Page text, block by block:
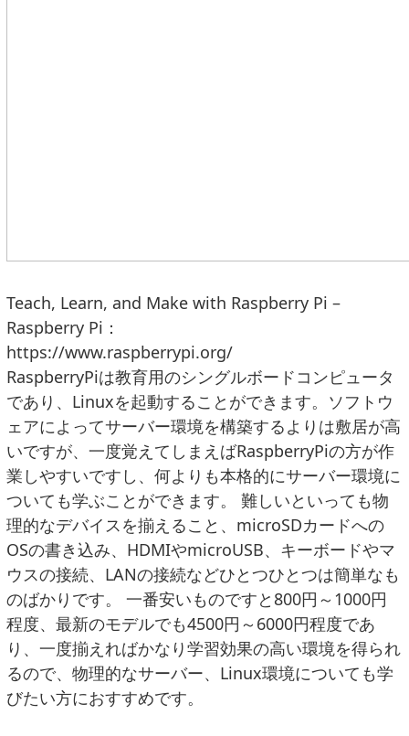
Teach, Learn, and Make with Raspberry Pi –
Raspberry Pi：
https://www.raspberrypi.org/
RaspberryPiは教育用のシングルボードコンピュータ
であり、Linuxを起動することができます。ソフトウ
ェアによってサーバー環境を構築するよりは敷居が高
いですが、一度覚えてしまえばRaspberryPiの方が作
業しやすいですし、何よりも本格的にサーバー環境に
ついても学ぶことができます。 難しいといっても物
理的なデバイスを揃えること、microSDカードへの
OSの書き込み、HDMIやmicroUSB、キーボードやマ
ウスの接続、LANの接続などひとつひとつは簡単なも
のばかりです。 一番安いものですと800円～1000円
程度、最新のモデルでも4500円～6000円程度であ
り、一度揃えればかなり学習効果の高い環境を得られ
るので、物理的なサーバー、Linux環境についても学
びたい方におすすめです。